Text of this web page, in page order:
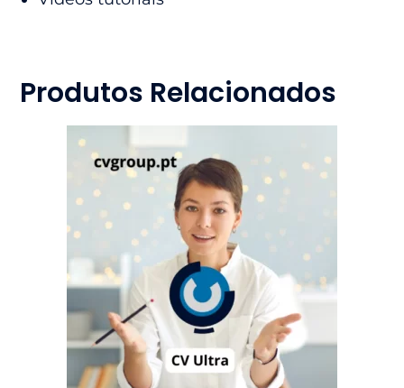
Produtos Relacionados